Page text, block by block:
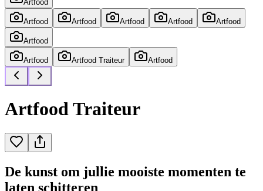
Artfood
Artfood Artfood Artfood Artfood Artfood
Artfood
Artfood Artfood Traiteur Artfood
Artfood Traiteur
De kunst om jullie mooiste momenten te
laten schitteren